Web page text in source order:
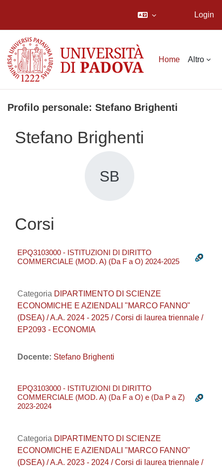
Login
Home Altro
Profilo personale: Stefano Brighenti
Stefano Brighenti
SB
Corsi
EPQ3103000 - ISTITUZIONI DI DIRITTO
COMMERCIALE (MOD. A) (Da F a O) 2024-2025
Categoria DIPARTIMENTO DI SCIENZE
ECONOMICHE E AZIENDALI "MARCO FANNO"
(DSEA) / A.A. 2024 - 2025 / Corsi di laurea triennale /
EP2093 - ECONOMIA
Docente: Stefano Brighenti
EPQ3103000 - ISTITUZIONI DI DIRITTO
COMMERCIALE (MOD. A) (Da F a O) e (Da P a Z)
2023-2024
Categoria DIPARTIMENTO DI SCIENZE
ECONOMICHE E AZIENDALI "MARCO FANNO"
(DSEA) / A.A. 2023 - 2024 / Corsi di laurea triennale /